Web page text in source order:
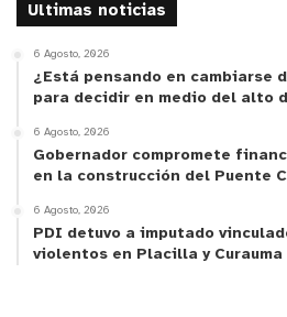
Ultimas noticias
6 Agosto, 2026
¿Está pensando en cambiarse
para decidir en medio del alto
6 Agosto, 2026
Gobernador compromete
en la construcción del Puente
6 Agosto, 2026
PDI detuvo a imputado
violentos en Placilla y Curauma